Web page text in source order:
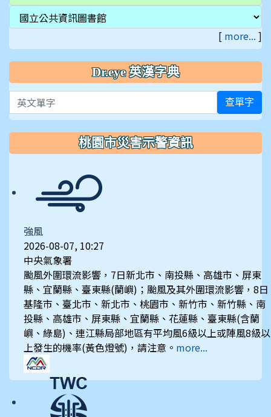
[ more... ]
Dr.eye 英漢字典
英文單字 查單字
桃園市災害示警資訊
強風
2026-08-07, 10:27
中央氣象署
颱風外圍環流影響，7日新北市、南投縣、高雄市、屏東
縣、宜蘭縣、臺東縣(蘭嶼)；颱風及其外圍環流影響，8日
基隆市、臺北市、新北市、桃園市、新竹市、新竹縣、南
投縣、高雄市、屏東縣、宜蘭縣、花蓮縣、臺東縣(含蘭
嶼、綠島)、連江縣局部地區有平均風6級以上或陣風8級以
上發生的機率(黃色燈號)，請注意。 more...